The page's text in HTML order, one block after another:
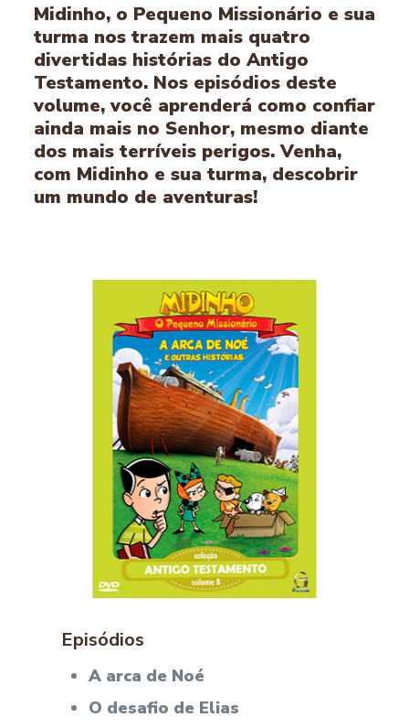
Midinho, o Pequeno Missionário e sua
turma nos trazem mais quatro
divertidas histórias do Antigo
Testamento. Nos episódios deste
volume, você aprenderá como confiar
ainda mais no Senhor, mesmo diante
dos mais terríveis perigos. Venha,
com Midinho e sua turma, descobrir
um mundo de aventuras!
Episódios
A arca de Noé
O desafio de Elias